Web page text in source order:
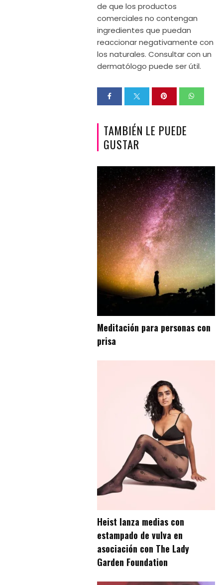
de que los productos
comerciales no contengan
ingredientes que puedan
reaccionar negativamente con
los naturales. Consultar con un
dermatólogo puede ser útil.
TAMBIÉN LE PUEDE
GUSTAR
Meditación para personas con
prisa
Heist lanza medias con
estampado de vulva en
asociación con The Lady
Garden Foundation